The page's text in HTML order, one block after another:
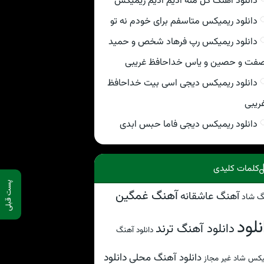
پست قبلی
دانلود ریمیکس متاسفم برای خودم نه تو
دانلود ریمیکس رپ فرهاد شخص و حمید
و حصین و یاس خداحافظ غریبی
دانلود ریمیکس دیجی اسی بیت خداحافظ
دانلود ریمیکس دیجی فاما حبس ابدی
کلمات کلیدی
شادآهنگ عاشقانهآهنگ غمگین
دانلود آهنگ ترند دانلود آهنگ
شاد غیر مجاز دانلود آهنگ محلیدانلود